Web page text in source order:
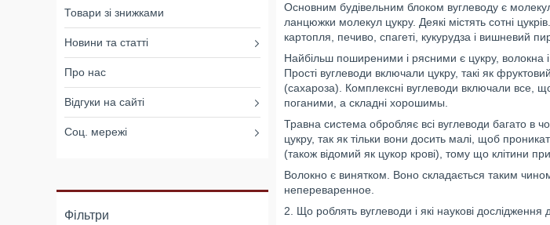
Основним будівельним блоком вуглеводу є
ланцюжки молекул цукру. Деякі містять сотні
картопля, печиво, спагеті, кукурудза і вишневий
Найбільш поширеними і рясними є цукру, волокна
Прості вуглеводи включали цукру, такі як
(сахароза). Комплексні вуглеводи включали все,
поганими, а складні хорошимы.
Травна система обробляє всі вуглеводи багато в
цукру, так як тільки вони досить малі, щоб
(також відомий як цукор крові), тому що клітини
Волокно є винятком. Воно складається таким
непереваренное.
2. Що роблять вуглеводи і які наукові
Товари зі знижками
Новини та статті
Про нас
Відгуки на сайті
Соц. мережі
Фільтри